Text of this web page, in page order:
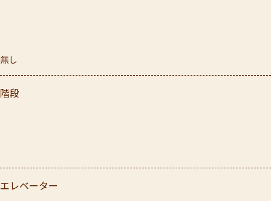
無し
階段
エレベーター